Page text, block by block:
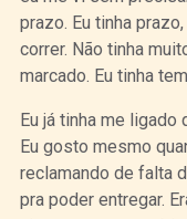
prazo. Eu tinha
correr. Não tinha
marcado. Eu tinha
Eu já tinha me
Eu gosto mesmo
reclamando de falta
pra poder entregar.